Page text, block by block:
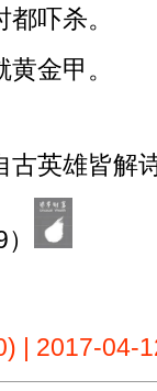
吓杀。
金甲。
英雄皆解
| 2017-04-